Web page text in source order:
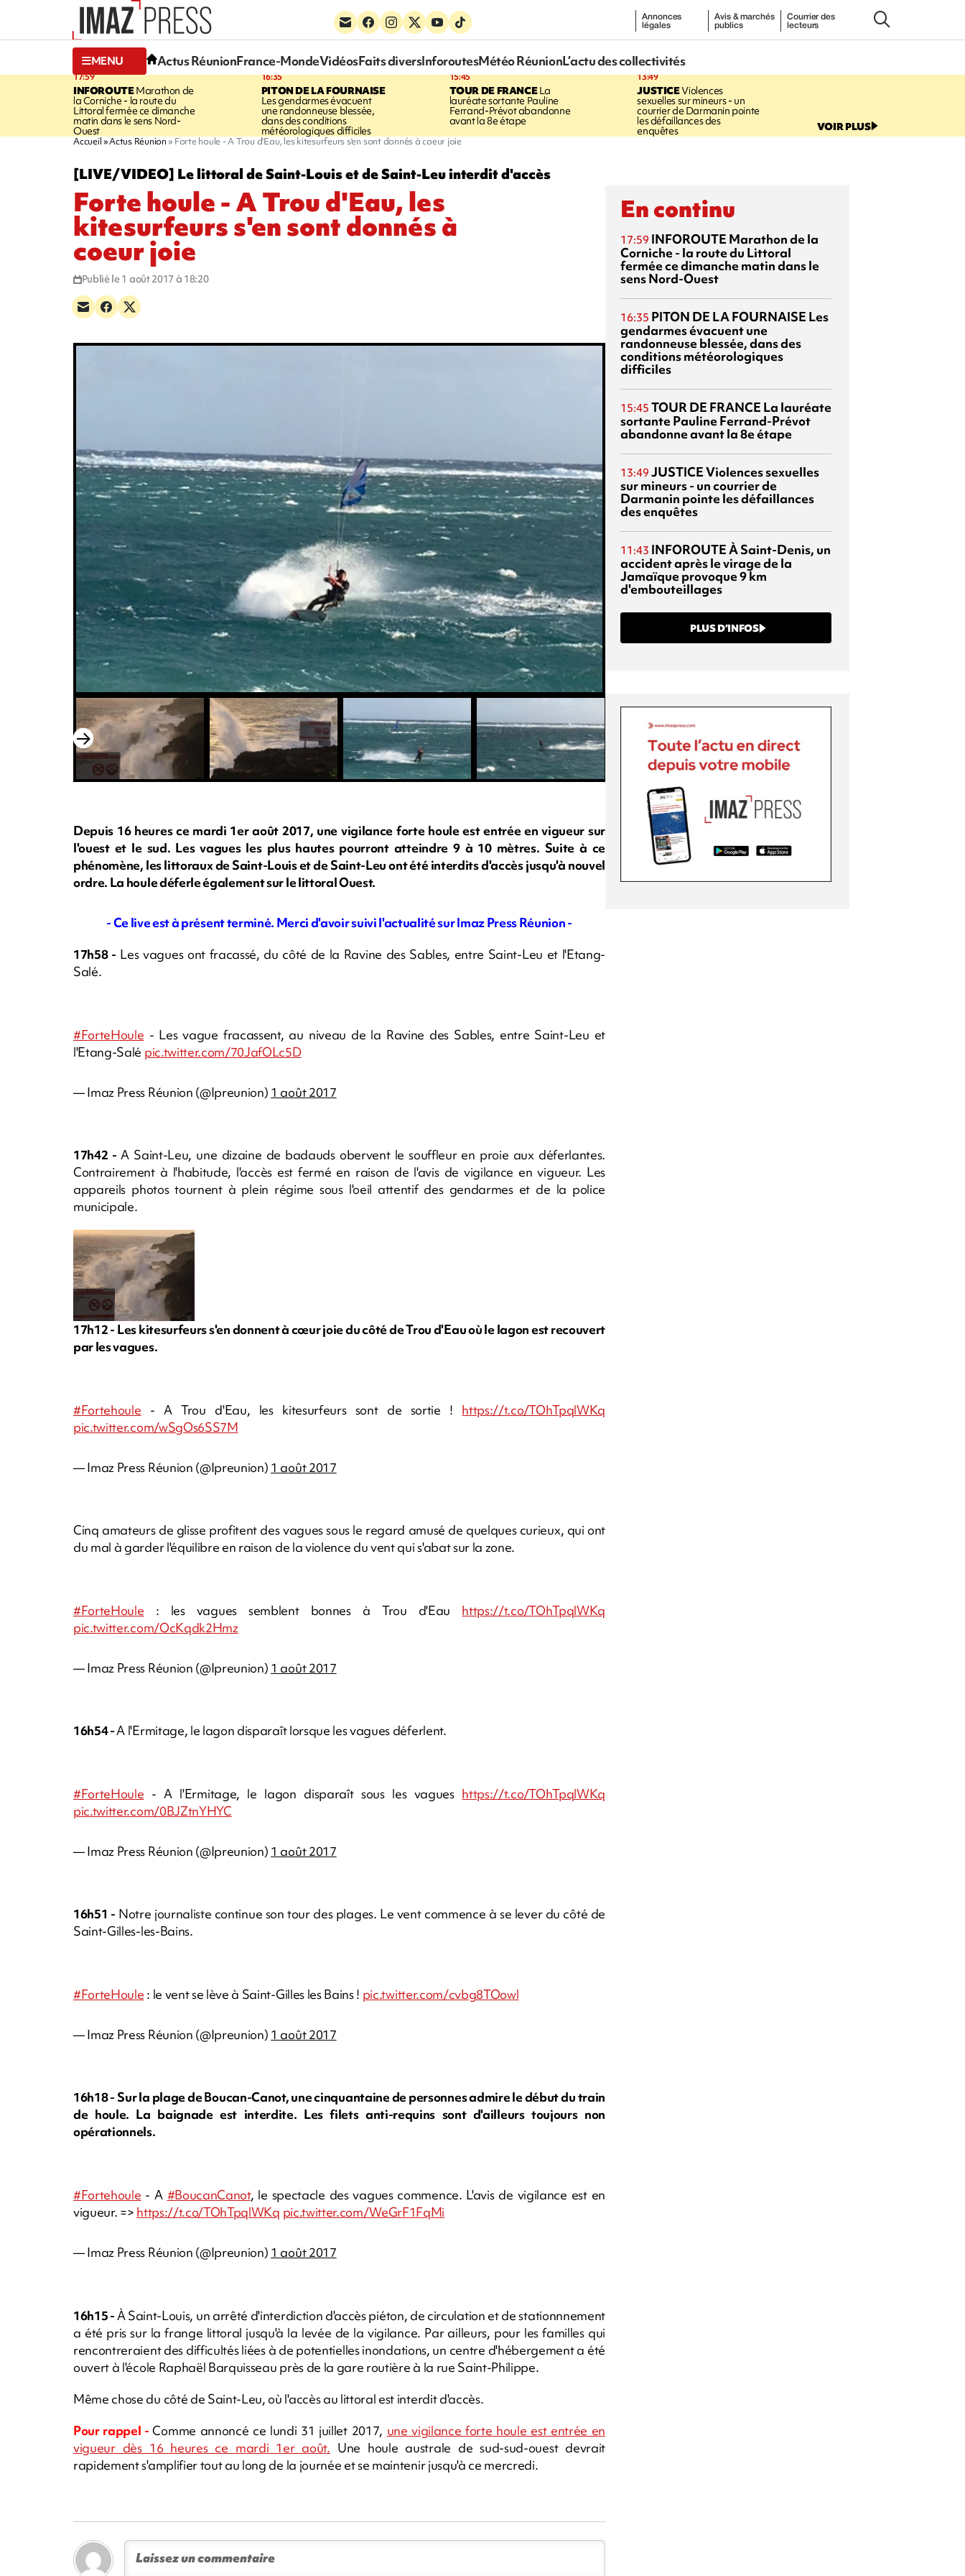
Annonces
légales
Avis & marchés
publics
Courrier des
lecteurs
MENU Actus RéunionFrance-MondeVidéosFaits diversInforoutesMétéo RéunionL’actu des collectivités
17:59
INFOROUTEMarathon de
la Corniche - la route du
Littoral fermée ce dimanche
matin dans le sens Nord-
Ouest
16:35
PITON DE LA FOURNAISE
Les gendarmes évacuent
une randonneuse blessée,
dans des conditions
météorologiques difficiles
15:45
TOUR DE FRANCELa
lauréate sortante Pauline
Ferrand-Prévot abandonne
avant la 8e étape
13:49
JUSTICEViolences
sexuelles sur mineurs - un
courrier de Darmanin pointe
les défaillances des
enquêtes VOIR PLUS
Accueil Actus Réunion Forte houle - A Trou d'Eau, les kitesurfeurs s'en sont donnés à coeur joie
[LIVE/VIDEO] Le littoral de Saint-Louis et de Saint-Leu interdit d'accès
Forte houle - A Trou d'Eau, les
kitesurfeurs s'en sont donnés à
coeur joie
Publié le 1 août 2017 à 18:20
Depuis 16 heures ce mardi 1er août 2017, une vigilance forte houle est entrée en vigueur sur
l'ouest et le sud. Les vagues les plus hautes pourront atteindre 9 à 10 mètres. Suite à ce
phénomène, les littoraux de Saint-Louis et de Saint-Leu ont été interdits d'accès jusqu'à nouvel
ordre. La houle déferle également sur le littoral Ouest.
- Ce live est à présent terminé. Merci d'avoir suivi l'actualité sur Imaz Press Réunion -
17h58 - Les vagues ont fracassé, du côté de la Ravine des Sables, entre Saint-Leu et l'Etang-
Salé.
#ForteHoule - Les vague fracassent, au niveau de la Ravine des Sables, entre Saint-Leu et
l'Etang-Salé pic.twitter.com/70JafOLc5D
— Imaz Press Réunion (@Ipreunion) 1 août 2017
17h42 - A Saint-Leu, une dizaine de badauds obervent le souffleur en proie aux déferlantes.
Contrairement à l'habitude, l'accès est fermé en raison de l'avis de vigilance en vigueur. Les
appareils photos tournent à plein régime sous l'oeil attentif des gendarmes et de la police
municipale.
17h12 - Les kitesurfeurs s'en donnent à cœur joie du côté de Trou d'Eau où le lagon est recouvert
par les vagues.
#Fortehoule - A Trou d'Eau, les kitesurfeurs sont de sortie ! https://t.co/TOhTpqlWKq
pic.twitter.com/wSgOs6SS7M
— Imaz Press Réunion (@Ipreunion) 1 août 2017
Cinq amateurs de glisse profitent des vagues sous le regard amusé de quelques curieux, qui ont
du mal à garder l'équilibre en raison de la violence du vent qui s'abat sur la zone.
#ForteHoule : les vagues semblent bonnes à Trou d'Eau https://t.co/TOhTpqlWKq
pic.twitter.com/OcKqdk2Hmz
— Imaz Press Réunion (@Ipreunion) 1 août 2017
16h54 -A l'Ermitage, le lagon disparaît lorsque les vagues déferlent.
#ForteHoule - A l'Ermitage, le lagon disparaît sous les vagues https://t.co/TOhTpqlWKq
pic.twitter.com/0BJZtnYHYC
— Imaz Press Réunion (@Ipreunion) 1 août 2017
16h51 - Notre journaliste continue son tour des plages. Le vent commence à se lever du côté de
Saint-Gilles-les-Bains.
#ForteHoule : le vent se lève à Saint-Gilles les Bains ! pic.twitter.com/cvbg8TOowl
— Imaz Press Réunion (@Ipreunion) 1 août 2017
16h18 - Sur la plage de Boucan-Canot, une cinquantaine de personnes admire le début du train
de houle. La baignade est interdite. Les filets anti-requins sont d'ailleurs toujours non
opérationnels.
#Fortehoule - A #BoucanCanot, le spectacle des vagues commence. L'avis de vigilance est en
vigueur. => https://t.co/TOhTpqlWKq pic.twitter.com/WeGrF1FqMi
— Imaz Press Réunion (@Ipreunion) 1 août 2017
16h15 -À Saint-Louis, un arrêté d'interdiction d'accès piéton, de circulation et de stationnnement
a été pris sur la frange littoral jusqu'à la levée de la vigilance. Par ailleurs, pour les familles qui
rencontreraient des difficultés liées à de potentielles inondations, un centre d'hébergement a été
ouvert à l'école Raphaël Barquisseau près de la gare routière à la rue Saint-Philippe.
Même chose du côté de Saint-Leu, où l'accès au littoral est interdit d'accès.
Pour rappel -Comme annoncé ce lundi 31 juillet 2017, une vigilance forte houle est entrée en
vigueur dès 16 heures ce mardi 1er août. Une houle australe de sud-sud-ouest devrait
rapidement s'amplifier tout au long de la journée et se maintenir jusqu'à ce mercredi.
En continu
17:59 INFOROUTE Marathon de la
Corniche - la route du Littoral
fermée ce dimanche matin dans le
sens Nord-Ouest
16:35 PITON DE LA FOURNAISE Les
gendarmes évacuent une
randonneuse blessée, dans des
conditions météorologiques
difficiles
15:45 TOUR DE FRANCE La lauréate
sortante Pauline Ferrand-Prévot
abandonne avant la 8e étape
13:49 JUSTICEViolences sexuelles
sur mineurs - un courrier de
Darmanin pointe les défaillances
des enquêtes
11:43 INFOROUTEÀ Saint-Denis, un
accident après le virage de la
Jamaïque provoque 9 km
d'embouteillages
PLUS D’INFOS